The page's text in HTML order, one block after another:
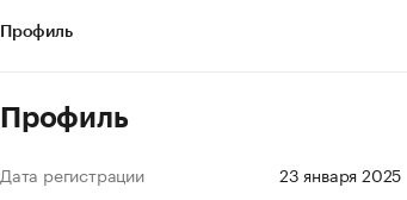
Профиль
Профиль
Дата регистрации
23 января 2025